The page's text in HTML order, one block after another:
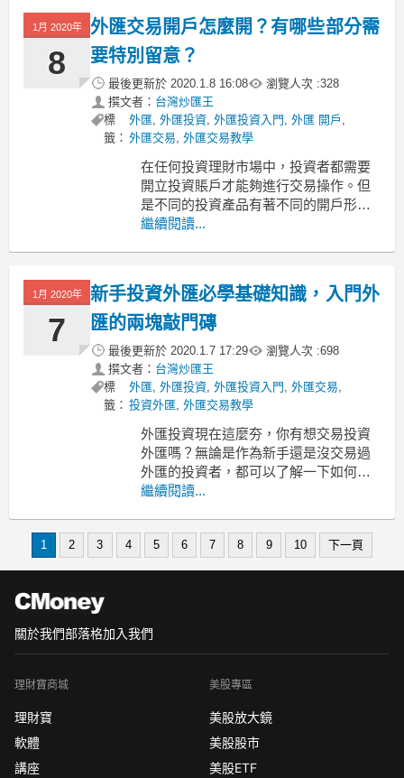
下面為大家講講如何交易外匯？外匯交
易流程是怎樣的
1、選擇開戶方式
1月 2020年
8
外匯交易開戶怎麼開？有哪些部分需
要特別留意？
最後更新於 2020.1.8 16:08 瀏覽人次 :328
撰文者： 台灣炒匯王
標
籤：
外匯,外匯投資,外匯投資入門 ,外匯 開戶 ,
外匯交易,外匯交易教學
在任何投資理財市場中，投資者都需要
開立投資賬戶才能夠進行交易操作。但
是不同的投資產品有著不同的開戶形
式。外匯交易和其他產品也有所不同，
體流程是怎麼樣的？有沒有特別需要注
意的部分和事項呢？
1、外匯交易開戶流程
繼續閱讀...
1月 2020年
7
新手投資外匯必學基礎知識，入門外
匯的兩塊敲門磚
最後更新於 2020.1.7 17:29 瀏覽人次 :698
撰文者： 台灣炒匯王
標
籤：
外匯,外匯投資,外匯投資入門 ,外匯交易,
投資外匯,外匯交易教學
外匯投資現在這麼夯，你有想交易投資
外匯嗎？無論是作為新手還是沒交易過
外匯的投資者，都可以了解一下如何投
資外匯。因為外匯投資其實並不複雜，
何投資外匯，就先要學一下本文的一些
繼續閱讀...
1 2 3 4 5 6 7 8 9 10 下一頁
關於我們部落格加入我們
理財寶商城
理財寶
軟體
講座
美股專區
美股放大鏡
美股股市
美股ETF